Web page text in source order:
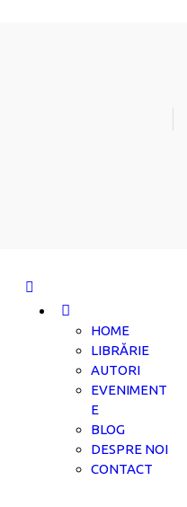
HOME
LIBRĂRIE
AUTORI
EVENIMENT
E
BLOG
DESPRE NOI
CONTACT